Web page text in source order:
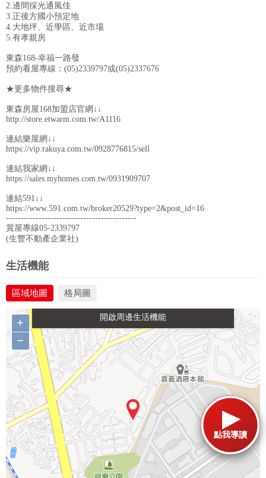
點我導讀
2.邊間採光通風佳
3.正後方國小預定地
4.大地坪、近學區、近市場
5.有孝親房
東森168-幸福一路發
預約看屋專線：(05)2339797或(05)2337676
★更多物件搜尋★
東森房屋168加盟店官網↓↓
http://store.etwarm.com.tw/A1116
連結樂屋網↓↓
https://vip.rakuya.com.tw/0928776815/sell
連結我家網↓↓
https://sales.myhomes.com.tw/0931909707
連結591↓↓
https://www.591.com.tw/broker20529?type=2&post_id=16
--------------------------------------------
賞屋專線05-2339797
(生豐不動產企業社)
生活機能
區域地圖 格局圖
生活購物
+
−